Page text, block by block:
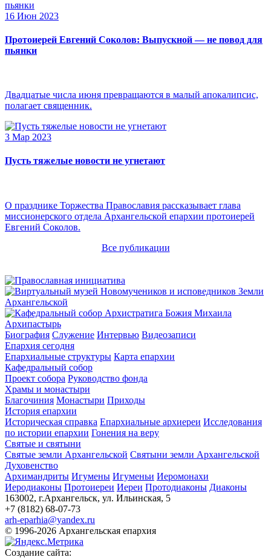
16 Июн 2023
Протоиерей Евгений Соколов: Выпускной — не повод для
пьянки
Двадцатые числа июня превращаются в малый апокалипсис,
полагает священник.
3 Мар 2023
Пусть тяжелые новости не угнетают
О празднике Торжества Православия рассказывает глава
миссионерского отдела Архангельской епархии протоиерей
Евгений Соколов.
Все публикации
Архипастырь
Биография Служение Интервью Видеозаписи
Епархия сегодня
Епархиальные структуры Карта епархии
Кафедральный собор
Проект собора Руководство фонда
Храмы и монастыри
Благочиния Монастыри Приходы
История епархии
Историческая справка Епархиальные архиереи Исследования
по истории епархии Гонения на веру
Святые и святыни
Святые земли Архангельской Святыни земли Архангельской
Духовенство
Архимандриты Игумены Игуменьи Иеромонахи
Иеродиаконы Протоиереи Иереи Протодиаконы Диаконы
163002, г.Архангельск, ул. Ильинская, 5
+7 (8182) 68-07-73
arh-eparhia@yandex.ru
© 1996-2026 Архангельская епархия
Создание сайта: